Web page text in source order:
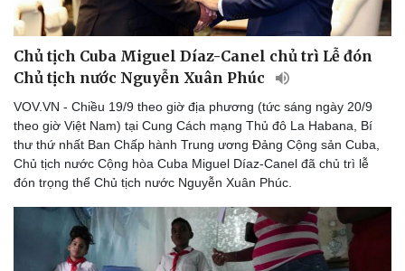
Chủ tịch Cuba Miguel Díaz-Canel chủ trì Lễ đón
Chủ tịch nước Nguyễn Xuân Phúc
VOV.VN - Chiều 19/9 theo giờ địa phương (tức sáng ngày 20/9
theo giờ Việt Nam) tại Cung Cách mạng Thủ đô La Habana, Bí
thư thứ nhất Ban Chấp hành Trung ương Đảng Cộng sản Cuba,
Chủ tịch nước Cộng hòa Cuba Miguel Díaz-Canel đã chủ trì lễ
đón trọng thể Chủ tịch nước Nguyễn Xuân Phúc.